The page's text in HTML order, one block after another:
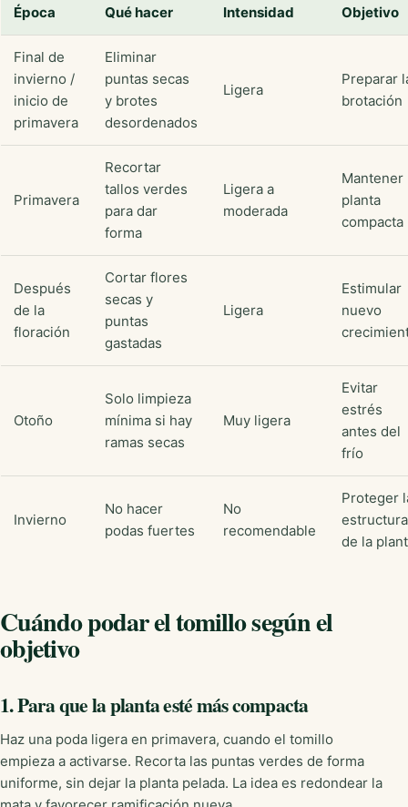
Época Qué hacer Intensidad Objetivo
Final de
invierno /
inicio de
primavera
Eliminar
puntas secas
y brotes
desordenados
Ligera
Preparar
brotación
Primavera
Recortar
tallos verdes
para dar
forma
Ligera a
moderada
Mantener
planta
compacta
Después
de la
floración
Cortar flores
secas y
puntas
gastadas
Ligera
Estimular
nuevo
Otoño
Solo limpieza
mínima si hay
ramas secas
Muy ligera
Evitar
estrés
antes del
frío
Invierno
No hacer
podas fuertes
No
recomendable
Proteger
estructura
de la
Cuándo podar el tomillo según el
objetivo
1. Para que la planta esté más compacta
Haz una poda ligera en primavera, cuando el tomillo
empieza a activarse. Recorta las puntas verdes de forma
uniforme, sin dejar la planta pelada. La idea es redondear la